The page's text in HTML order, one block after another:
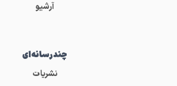
آرشیو
چندرسانه‌ای
نشریات